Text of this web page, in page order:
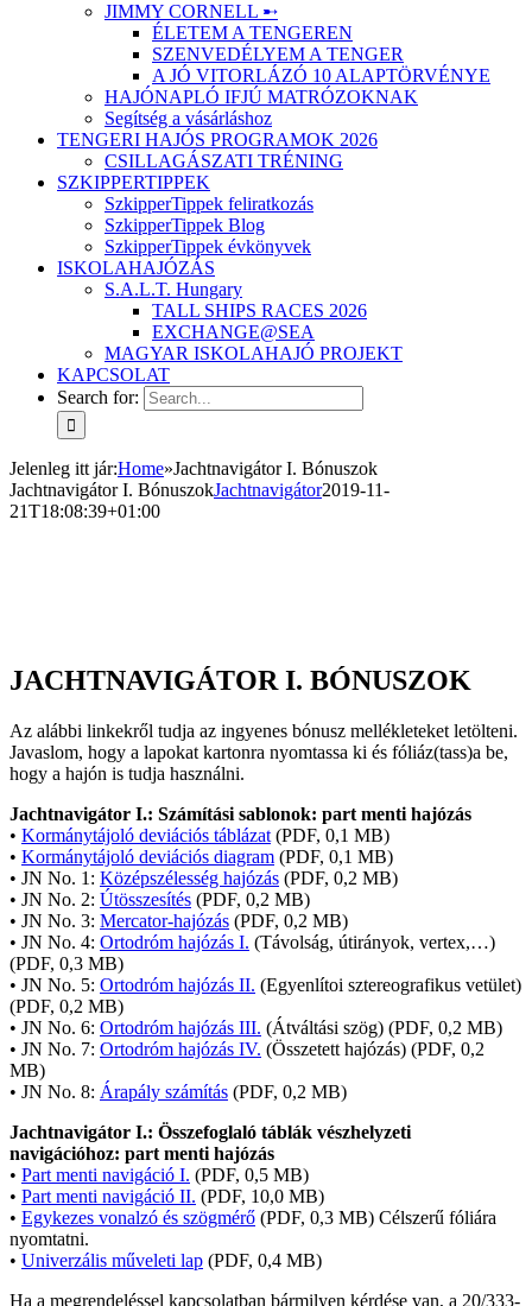
JIMMY CORNELL ➸
ÉLETEM A TENGEREN
SZENVEDÉLYEM A TENGER
A JÓ VITORLÁZÓ 10 ALAPTÖRVÉNYE
HAJÓNAPLÓ IFJÚ MATRÓZOKNAK
Segítség a vásárláshoz
TENGERI HAJÓS PROGRAMOK 2026
CSILLAGÁSZATI TRÉNING
SZKIPPERTIPPEK
SzkipperTippek feliratkozás
SzkipperTippek Blog
SzkipperTippek évkönyvek
ISKOLAHAJÓZÁS
S.A.L.T. Hungary
TALL SHIPS RACES 2026
EXCHANGE@SEA
MAGYAR ISKOLAHAJÓ PROJEKT
KAPCSOLAT
Search for:
Jelenleg itt jár:Home»Jachtnavigátor I. Bónuszok
Jachtnavigátor I. BónuszokJachtnavigátor2019-11-
21T18:08:39+01:00
JACHTNAVIGÁTOR I. BÓNUSZOK
Az alábbi linkekről tudja az ingyenes bónusz mellékleteket letölteni.
Javaslom, hogy a lapokat kartonra nyomtassa ki és fóliáz(tass)a be,
hogy a hajón is tudja használni.
Jachtnavigátor I.: Számítási sablonok: part menti hajózás
• Kormánytájoló deviációs táblázat (PDF, 0,1 MB)
• Kormánytájoló deviációs diagram (PDF, 0,1 MB)
• JN No. 1: Középszélesség hajózás (PDF, 0,2 MB)
• JN No. 2: Útösszesítés (PDF, 0,2 MB)
• JN No. 3: Mercator-hajózás (PDF, 0,2 MB)
• JN No. 4: Ortodróm hajózás I. (Távolság, útirányok, vertex,…)
(PDF, 0,3 MB)
• JN No. 5: Ortodróm hajózás II. (Egyenlítoi sztereografikus vetület)
(PDF, 0,2 MB)
• JN No. 6: Ortodróm hajózás III. (Átváltási szög) (PDF, 0,2 MB)
• JN No. 7: Ortodróm hajózás IV. (Összetett hajózás) (PDF, 0,2
MB)
• JN No. 8: Árapály számítás (PDF, 0,2 MB)
Jachtnavigátor I.: Összefoglaló táblák vészhelyzeti
navigációhoz: part menti hajózás
• Part menti navigáció I. (PDF, 0,5 MB)
• Part menti navigáció II. (PDF, 10,0 MB)
• Egykezes vonalzó és szögmérő (PDF, 0,3 MB) Célszerű fóliára
nyomtatni.
• Univerzális műveleti lap (PDF, 0,4 MB)
Ha a megrendeléssel kapcsolatban bármilyen kérdése van, a 20/333-